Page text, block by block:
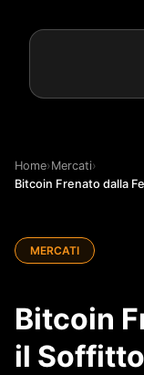
Home›Mercati›
Bitcoin Frenato dalla
MERCATI
Bitcoin
il